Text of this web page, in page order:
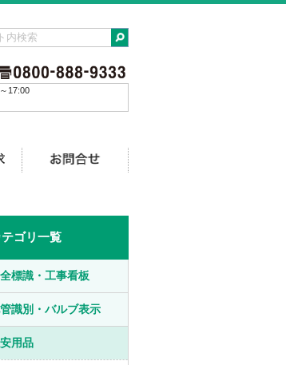
17:00
ゴリ一覧
標識・工事看板
識別・バルブ表示
用品